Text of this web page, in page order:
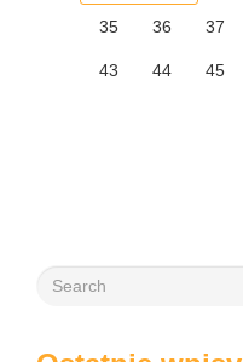
35 36 37
43 44 45